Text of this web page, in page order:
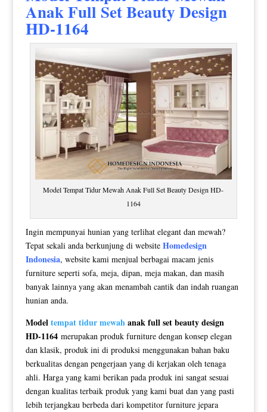
AnakFull Set Beauty Design
HD-1164
Model Tempat Tidur Mewah Anak Full Set Beauty Design HD-
1164
Ingin mempunyai hunian yang terlihat elegant dan mewah?
Tepat sekali anda berkunjung di website Homedesign
Indonesia, website kami menjual berbagai macam jenis
furniture seperti sofa, meja, dipan, meja makan, dan masih
banyak lainnya yang akan menambah cantik dan indah ruangan
hunian anda.
Modeltempat tidur mewahanak full set beauty design
HD-1164merupakan produk furniture dengan konsep elegan
dan klasik, produk ini di produksi menggunakan bahan baku
berkualitas dengan pengerjaan yang di kerjakan oleh tenaga
ahli. Harga yang kami berikan pada produk ini sangat sesuai
dengan kualitas terbaik produk yang kami buat dan yang pasti
lebih terjangkau berbeda dari kompetitor furniture jepara